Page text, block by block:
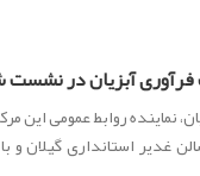
فرآوری آبزیان در
نماینده روابط عمومی
نشست روز سه‌شنبه ۹ تیرماه در سالن